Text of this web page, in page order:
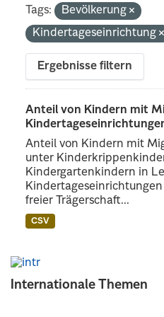
Internationale Themen
Tags:
Bevölkerung
Kindertageseinrichtung
Ergebnisse filtern
Anteil von Kindern mit
Anteil von Kindern mit
unter
Kindergartenkindern in
freier Trägerschaft...
CSV